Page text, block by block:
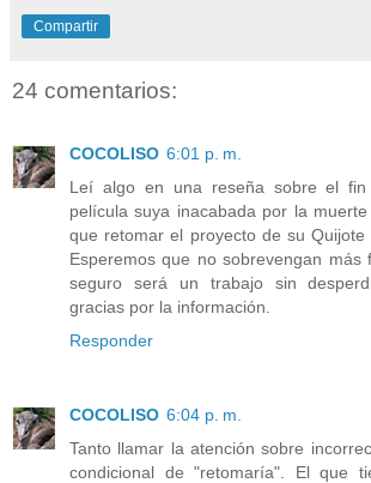
Compartir
24 comentarios:
COCOLISO 6:01 p. m.
Leí algo en una reseña sobre el
película suya inacabada por la
que retomar el proyecto de su Quijote
Esperemos que no sobrevengan más
seguro será un trabajo sin
gracias por la información.
Responder
COCOLISO 6:04 p. m.
Tanto llamar la atención sobre
condicional de "retomaría". El que